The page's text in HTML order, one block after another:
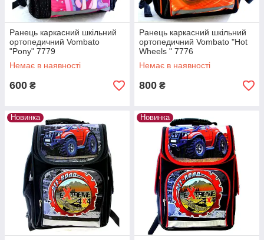
Ранець каркасний шкільний
ортопедичний Vombato
"Pony" 7779
Немає в наявності
600 ₴
Ранець каркасний шкільний
ортопедичний Vombato "Hot
Wheels " 7776
Немає в наявності
800 ₴
Новинка Новинка